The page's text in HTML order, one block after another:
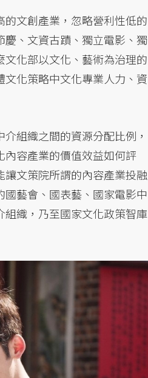
文創產業，忽略營利性低的
、文資古蹟、獨立電影、獨
化部以文化、藝術為治理的
化策略中文化專業人力、資
組織之間的資源分配比例，
容產業的價值效益如何評
文策院所謂的內容產業投融
藝會、國表藝、國家電影中
織，乃至國家文化政策智庫